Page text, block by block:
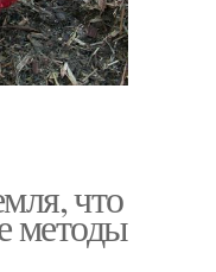
что
методы